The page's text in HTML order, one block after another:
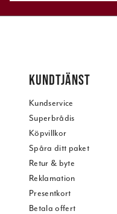
KUNDTJÄNST
Kundservice
Superbrådis
Köpvillkor
Spåra ditt paket
Retur & byte
Reklamation
Presentkort
Betala offert